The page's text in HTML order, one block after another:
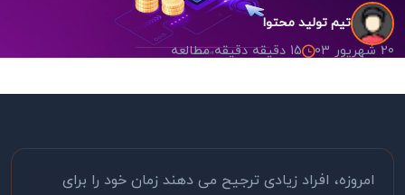
تیم تولید محتوا
20 شهریور 03 15 دقیقه دقیقه مطالعه
امروزه، افراد زیادی ترجیح می دهند زمان خود را برای